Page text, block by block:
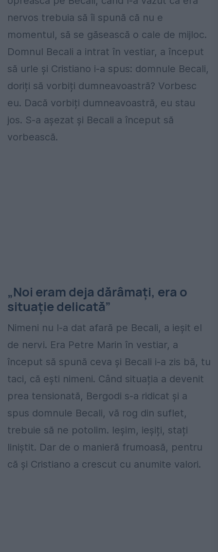
nervos trebuia să îi spună că nu e
momentul, să se găsească o cale de mijloc.
Domnul Becali a intrat în vestiar, a început
să urle și Cristiano i-a spus: domnule Becali,
doriți să vorbiți dumneavoastră? Vorbesc
eu. Dacă vorbiți dumneavoastră, eu stau
jos. S-a așezat și Becali a început să
vorbească.
„Noi eram deja dărâmați, era o
situație delicată”
Nimeni nu l-a dat afară pe Becali, a ieșit el
de nervi. Era Petre Marin în vestiar, a
început să spună ceva și Becali i-a zis bă, tu
taci, că ești nimeni. Când situația a devenit
prea tensionată, Bergodi s-a ridicat și a
spus domnule Becali, vă rog din suflet,
trebuie să ne potolim. Ieșim, ieșiți, stați
liniștit. Dar de o manieră frumoasă, pentru
că și Cristiano a crescut cu anumite valori.